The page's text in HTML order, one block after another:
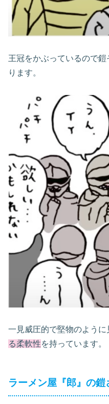
王冠をかぶっているので鎧
ります。
一見威圧的で堅物のように
る柔軟性を持っています。
ラーメン屋『郎』の鎧